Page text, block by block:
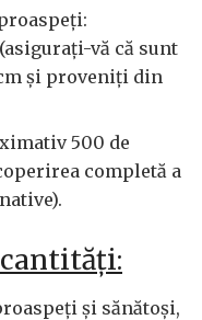
vă că sunt
și proveniți din
500 de
completă a
și sănătoși,